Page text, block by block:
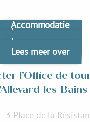
Lees meer over
Lees meer over
Accommodatie
Lees meer over
l'Office de
les-Bains
3 Place de la